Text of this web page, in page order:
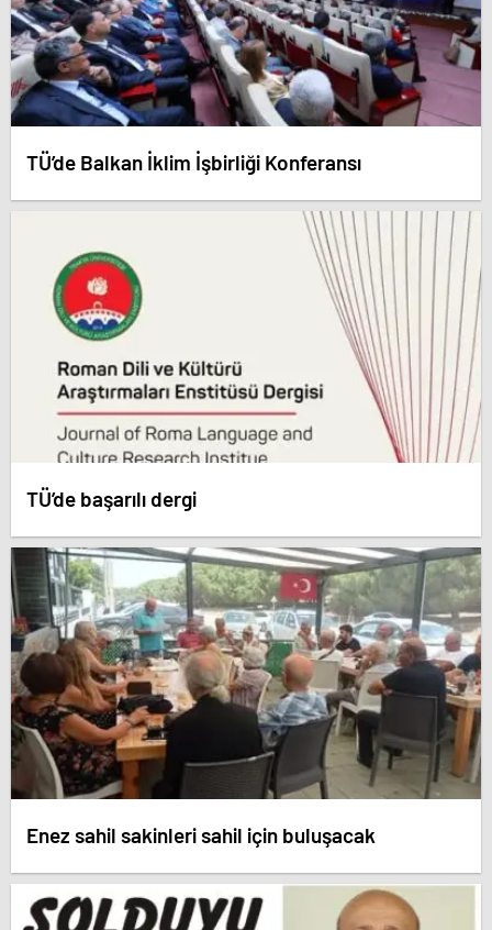
TÜ’de Balkan İklim İşbirliği Konferansı
TÜ’de başarılı dergi
Enez sahil sakinleri sahil için buluşacak